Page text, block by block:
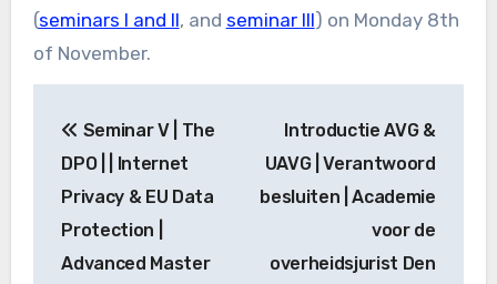
(seminars I and II, and seminar III) on Monday 8th
of November.
navigatie
Seminar V | The
DPO | | Internet
Privacy & EU Data
Protection |
Advanced Master
Introductie AVG &
UAVG | Verantwoord
besluiten | Academie
voor de
overheidsjurist Den